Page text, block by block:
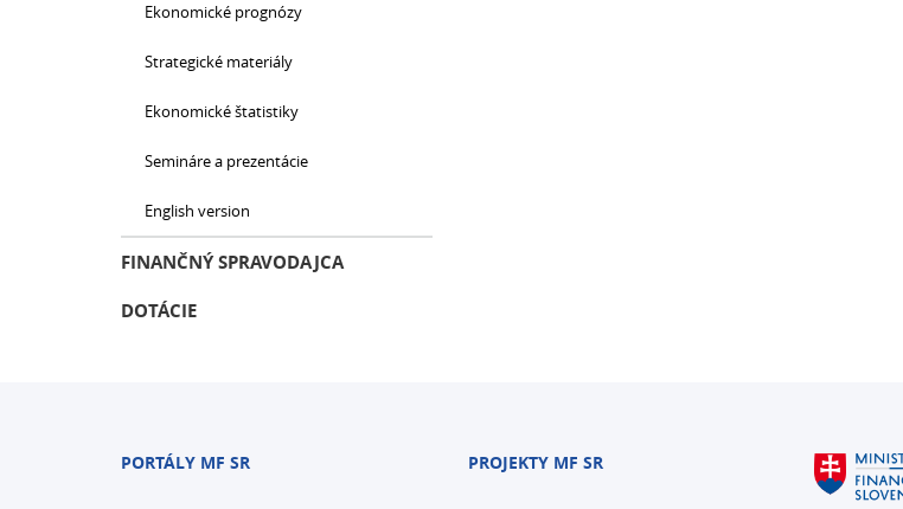
Ekonomické prognózy
Strategické materiály
Ekonomické štatistiky
Semináre a prezentácie
English version
FINANČNÝ SPRAVODAJCA
DOTÁCIE
PORTÁLY MF SR PROJEKTY MF SR